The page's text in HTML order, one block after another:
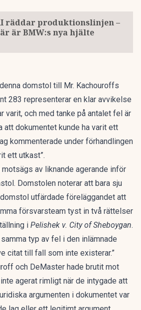
räddar produktionslinjen –
är BMW:s nya hjälte
domstol till Mr. Kachouroffs
283 representerar en klar avvikelse
varit, och med tanke på antalet fel är
att dokumentet kunde ha varit ett
kommenterade under förhandlingen
ett utkast”.
av liknande agerande inför
Domstolen noterar att bara sju
utfärdade föreläggandet att
försvarsteam tyst in två rättelser
i Pelishek v. City of Sheboygan.
typ av fel i den inlämnade
citat till fall som inte existerar.”
och DeMaster hade brutit mot
agerat rimligt när de intygade att
argumenten i dokumentet var